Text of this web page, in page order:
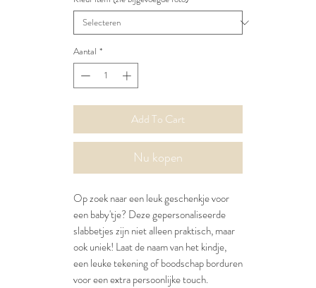
Aantal *
Add To Cart
Nu kopen
Op zoek naar een leuk geschenkje voor
een baby'tje? Deze gepersonaliseerde
slabbetjes zijn niet alleen praktisch, maar
ook uniek! Laat de naam van het kindje,
een leuke tekening of boodschap borduren
voor een extra persoonlijke touch.